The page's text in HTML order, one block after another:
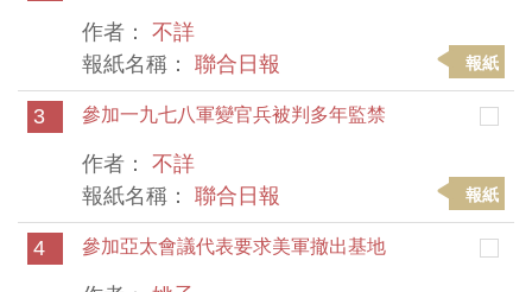
作者： 不詳
報紙名稱： 聯合日報 報紙
3 參加一九七八軍變官兵被判多年監禁
作者： 不詳
報紙名稱： 聯合日報 報紙
4 參加亞太會議代表要求美軍撤出基地